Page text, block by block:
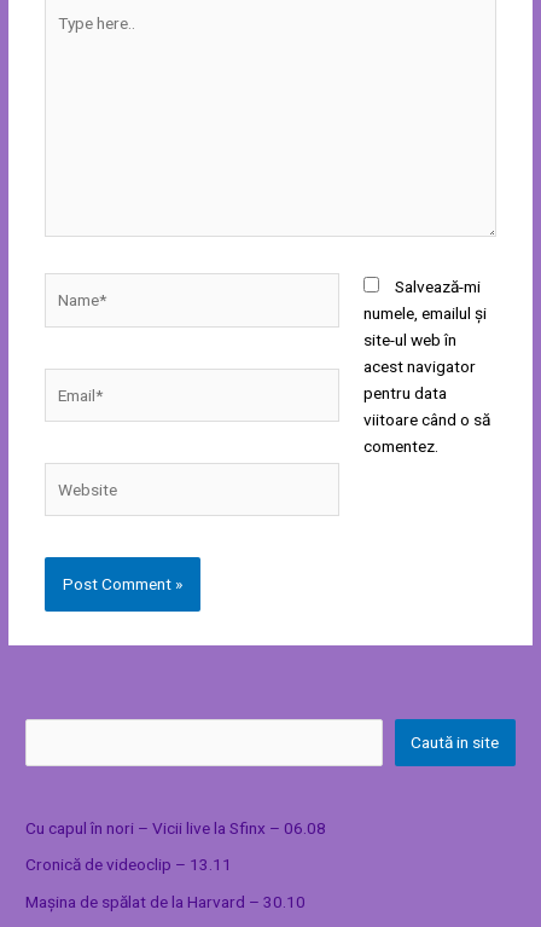
here..
Salvează-mi
numele, emailul și
site-ul web în
acest navigator
pentru data
viitoare când o să
comentez.
Caută in site
Cu capul în nori – Vicii live la Sfinx – 06.08
Cronică de videoclip – 13.11
Mașina de spălat de la Harvard – 30.10